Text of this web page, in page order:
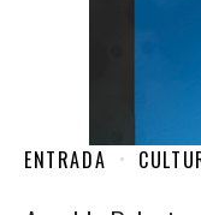
ENTRADA